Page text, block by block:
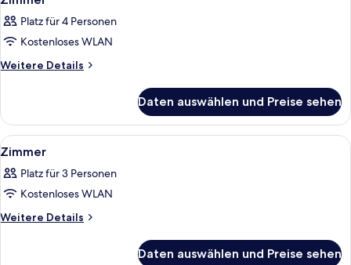
Fotos
für
Zimmer
anzeigen
Platz für 4 Personen
Kostenloses WLAN
Weitere Details
Weitere
Daten auswählen und Preise sehen
Alle
Fotos
für
Zimmer
anzeigen
Ein Hotelzimmer mit Bett,
6
Zimmer
Platz für 3 Personen
Kostenloses WLAN
Weitere Details
Weitere
Daten auswählen und Preise sehen